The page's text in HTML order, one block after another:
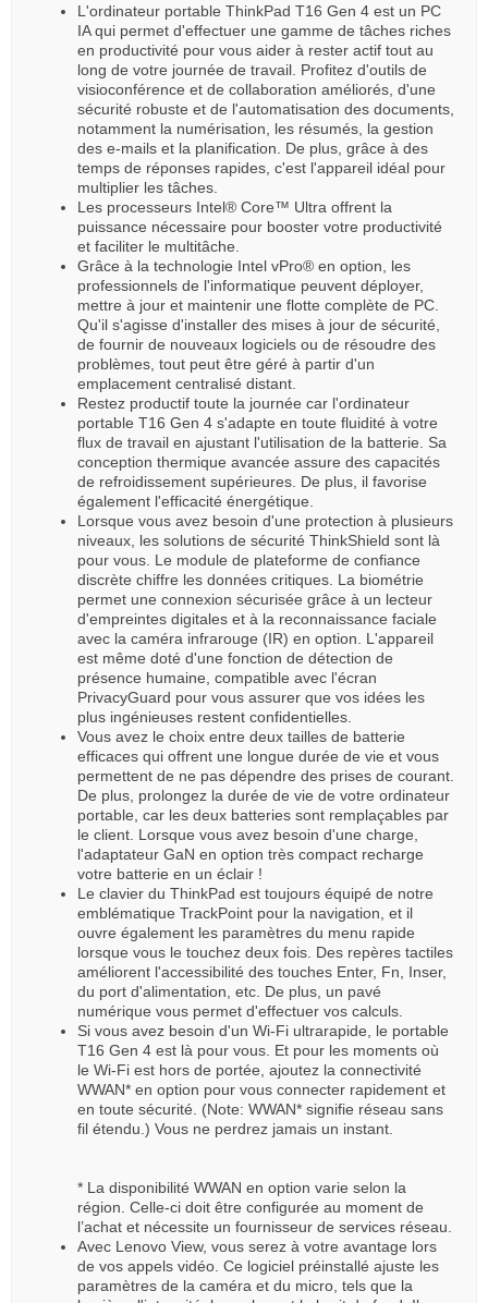
L'ordinateur portable ThinkPad T16 Gen 4 est un PC
IA qui permet d'effectuer une gamme de tâches riches
en productivité pour vous aider à rester actif tout au
long de votre journée de travail. Profitez d'outils de
visioconférence et de collaboration améliorés, d'une
sécurité robuste et de l'automatisation des documents,
notamment la numérisation, les résumés, la gestion
des e-mails et la planification. De plus, grâce à des
temps de réponses rapides, c'est l'appareil idéal pour
multiplier les tâches.
Les processeurs Intel® Core™ Ultra offrent la
puissance nécessaire pour booster votre productivité
et faciliter le multitâche.
Grâce à la technologie Intel vPro® en option, les
professionnels de l'informatique peuvent déployer,
mettre à jour et maintenir une flotte complète de PC.
Qu'il s'agisse d'installer des mises à jour de sécurité,
de fournir de nouveaux logiciels ou de résoudre des
problèmes, tout peut être géré à partir d'un
emplacement centralisé distant.
Restez productif toute la journée car l'ordinateur
portable T16 Gen 4 s'adapte en toute fluidité à votre
flux de travail en ajustant l'utilisation de la batterie. Sa
conception thermique avancée assure des capacités
de refroidissement supérieures. De plus, il favorise
également l'efficacité énergétique.
Lorsque vous avez besoin d'une protection à plusieurs
niveaux, les solutions de sécurité ThinkShield sont là
pour vous. Le module de plateforme de confiance
discrète chiffre les données critiques. La biométrie
permet une connexion sécurisée grâce à un lecteur
d'empreintes digitales et à la reconnaissance faciale
avec la caméra infrarouge (IR) en option. L'appareil
est même doté d'une fonction de détection de
présence humaine, compatible avec l'écran
PrivacyGuard pour vous assurer que vos idées les
plus ingénieuses restent confidentielles.
Vous avez le choix entre deux tailles de batterie
efficaces qui offrent une longue durée de vie et vous
permettent de ne pas dépendre des prises de courant.
De plus, prolongez la durée de vie de votre ordinateur
portable, car les deux batteries sont remplaçables par
le client. Lorsque vous avez besoin d'une charge,
l'adaptateur GaN en option très compact recharge
votre batterie en un éclair !
Le clavier du ThinkPad est toujours équipé de notre
emblématique TrackPoint pour la navigation, et il
ouvre également les paramètres du menu rapide
lorsque vous le touchez deux fois. Des repères tactiles
améliorent l'accessibilité des touches Enter, Fn, Inser,
du port d'alimentation, etc. De plus, un pavé
numérique vous permet d'effectuer vos calculs.
Si vous avez besoin d'un Wi-Fi ultrarapide, le portable
T16 Gen 4 est là pour vous. Et pour les moments où
le Wi-Fi est hors de portée, ajoutez la connectivité
WWAN* en option pour vous connecter rapidement et
en toute sécurité. (Note: WWAN* signifie réseau sans
fil étendu.) Vous ne perdrez jamais un instant.
* La disponibilité WWAN en option varie selon la
région. Celle-ci doit être configurée au moment de
l’achat et nécessite un fournisseur de services réseau.
Avec Lenovo View, vous serez à votre avantage lors
de vos appels vidéo. Ce logiciel préinstallé ajuste les
paramètres de la caméra et du micro, tels que la